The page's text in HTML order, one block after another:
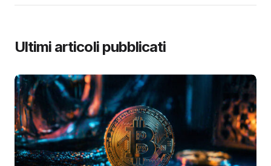
Ultimi articoli pubblicati